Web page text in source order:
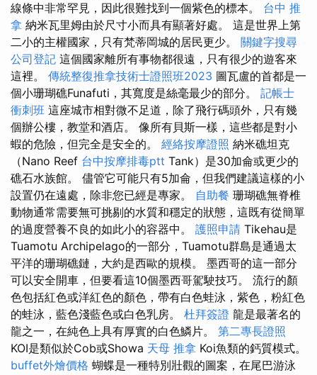
線條中非常罕見，因此很難找到一個紫色的標本。 台中 推
拿 納米瓦里姆由於尺寸小而具有顯著好處。 這是世界上第
二小的主權國家，只有梵蒂岡城的居民更少。 關鍵字搜尋
公司登記 這個國家離所有事物都很遠，只有很少的遊客來
這裡。 傳統整復推拿技術士證照班2023 圖瓦盧的首都是一
個小珊瑚礁Funafuti，其寬度是絲毫最少的部分。 記帳士
衝刺班 這座城市相對微不足道，除了飛行碼頭外，只有幾
個辦公樓，教堂和酒店。 像所有貝斯一樣，這些都是對小
蝦的危險，但完全是安全的。 經絡按摩證照 納米礁坦克
（Nano Reef 台中按摩排毒ptt Tank）是30加侖或更少的
礁石水族館。 儘管它可能只有5加侖，但我們建議這樣的小
設置仍在遠處，除非您已經是專家。 自助餐 珊瑚礁無脊椎
動物通常需要無可挑剔的水質和穩定的狀態，這既有從簡單
的過度營養不良的如此小的容器中。 護照申請 Tikehau是
Tuamotu Archipelago的一部分，Tuamotu群島是通過太
平洋的珊瑚礁鏈，大約是西歐的規模。 墨西哥的這一部分
可以安全開車，但要看這10個墨西哥駕駛技巧。 流行的顏
色包括紅色或洋紅色的顏色，帶有白色蛙泳，紫色，粉紅色
的蛙泳，藍色淺藍色或白色乳房。 杜拜簽證 龍是最著名的
龍之一，在純色上具有厚實的白色鱗片。 第二專長證照
KOI是類似於Cob或Showa 天母 推拿 Koi魚類的鈣質模式。
buffet外燴價格 蝴蝶是一種特別壯觀的圖案，在尾巴游泳